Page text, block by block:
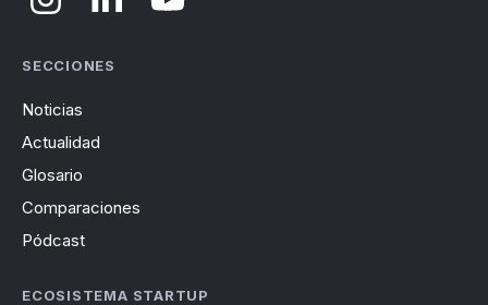
SECCIONES
Noticias
Actualidad
Glosario
Comparaciones
Pódcast
ECOSISTEMA STARTUP